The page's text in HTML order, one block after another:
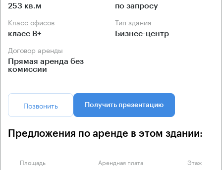
253 кв.м по запросу
Класс офисов
класс B+
Тип здания
Бизнес-центр
Договор аренды
Прямая аренда без
комиссии
Позвонить Получить презентацию
Предложения по аренде в этом здании:
Площадь Арендная плата Этаж